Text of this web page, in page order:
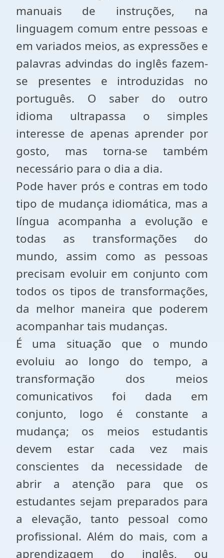
manuais de instruções, na
linguagem comum entre pessoas e
em variados meios, as expressões e
palavras advindas do inglês fazem-
se presentes e introduzidas no
português. O saber do outro
idioma ultrapassa o simples
interesse de apenas aprender por
gosto, mas torna-se também
necessário para o dia a dia.
Pode haver prós e contras em todo
tipo de mudança idiomática, mas a
língua acompanha a evolução e
todas as transformações do
mundo, assim como as pessoas
precisam evoluir em conjunto com
todos os tipos de transformações,
da melhor maneira que poderem
acompanhar tais mudanças.
É uma situação que o mundo
evoluiu ao longo do tempo, a
transformação dos meios
comunicativos foi dada em
conjunto, logo é constante a
mudança; os meios estudantis
devem estar cada vez mais
conscientes da necessidade de
abrir a atenção para que os
estudantes sejam preparados para
a elevação, tanto pessoal como
profissional. Além do mais, com a
aprendizagem do inglês, ou